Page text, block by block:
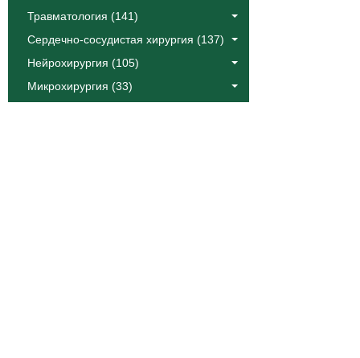
Травматология (141)
Сердечно-сосудистая хирургия (137)
Нейрохирургия (105)
Микрохирургия (33)